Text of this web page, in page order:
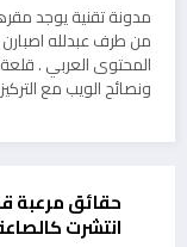
من طرف عبدلله
المحتوى العربي .
ونصائح الويب مع
حقائق مرعبة
انتشرت